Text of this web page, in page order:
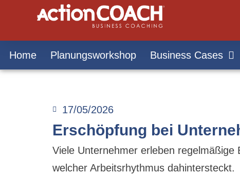
Home Planungsworkshop Business Cases
17/05/2026
Erschöpfung bei
Viele Unternehmer erleben
welcher Arbeitsrhythmus dahintersteckt.